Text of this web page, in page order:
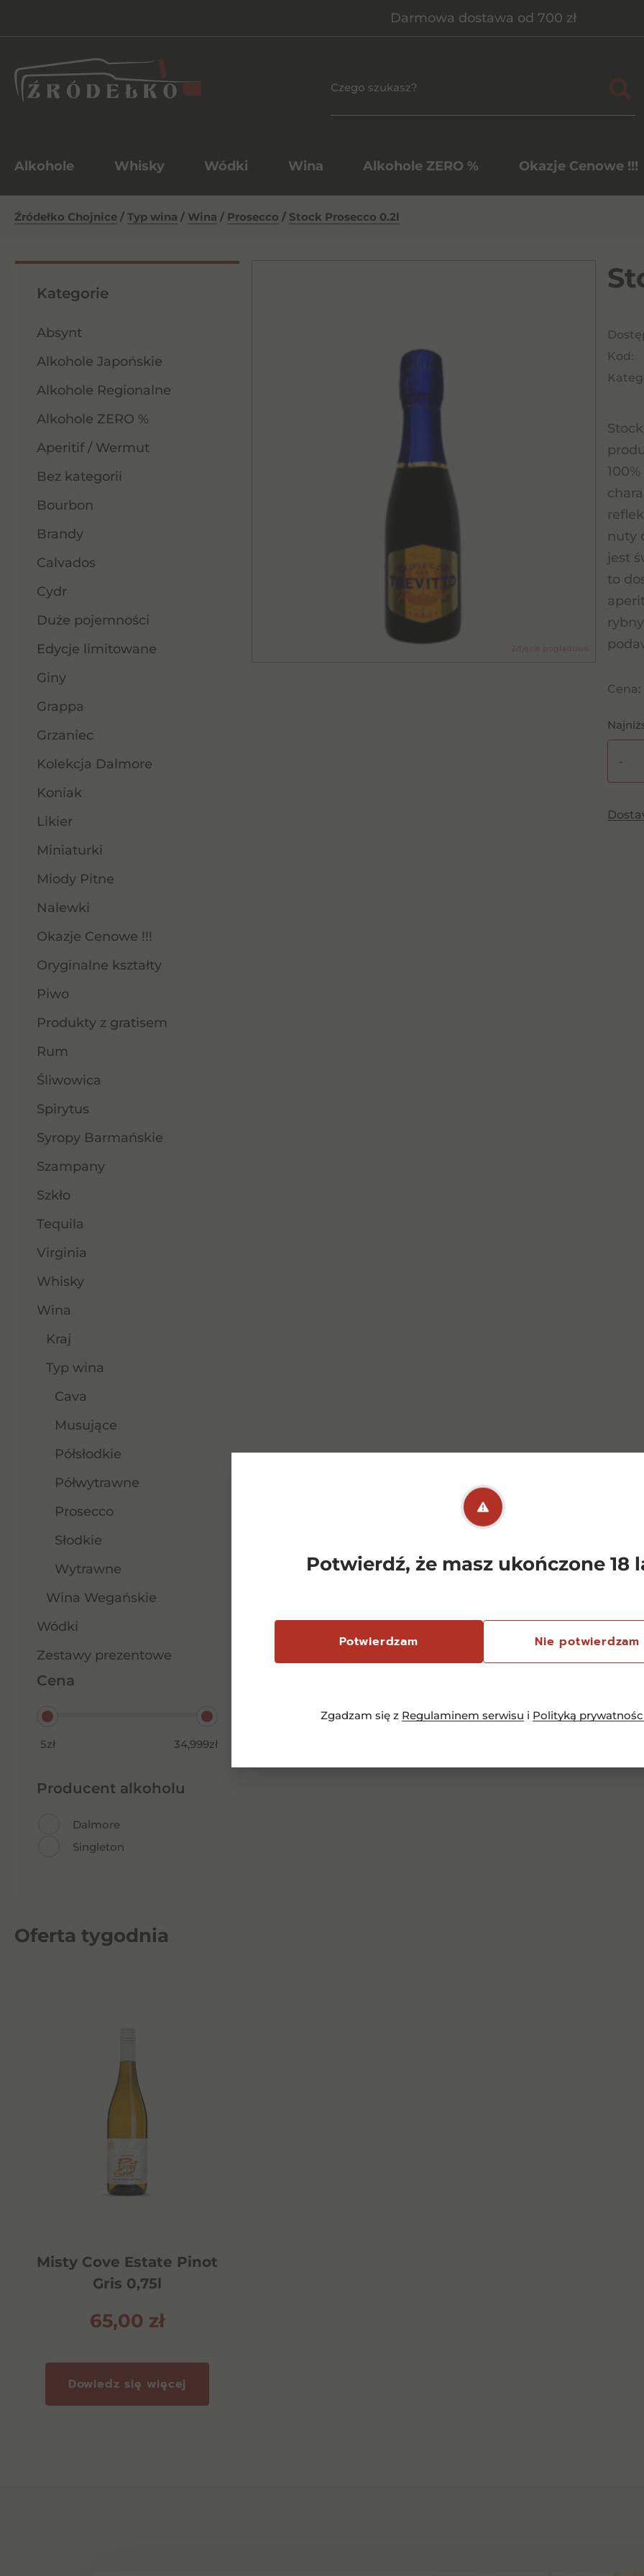
Potwierdź, że masz ukończone 18
Potwierdzam Nie potwierdzam
Zgadzam się z Regulaminem serwisu i Polityką
Darmowa dostawa od 700 zł
Alkohole Whisky Wódki Wina Alkohole ZERO % Okazje Cenowe !!!
Źródełko Chojnice / Typ wina / Wina / Prosecco / Stock Prosecco 0.2l
Kategorie
Absynt
Alkohole Japońskie
Alkohole Regionalne
Alkohole ZERO %
Aperitif / Wermut
Bez kategorii
Bourbon
Brandy
Calvados
Cydr
Duże pojemności
Edycje limitowane
Giny
Grappa
Grzaniec
Kolekcja Dalmore
Koniak
Likier
Miniaturki
Miody Pitne
Nalewki
Okazje Cenowe !!!
Oryginalne kształty
Piwo
Produkty z gratisem
Rum
Śliwowica
Spirytus
Syropy Barmańskie
Szampany
Szkło
Tequila
Virginia
Whisky
Wina
Kraj
Typ wina
Cava
Musujące
Półsłodkie
Półwytrawne
Prosecco
Słodkie
Wytrawne
Wina Wegańskie
Wódki
Zestawy prezentowe
Cena
5zł 34,999zł
Producent alkoholu
Dalmore
Singleton
Oferta tygodnia
Misty Cove Estate Pinot
Gris 0,75l
65,00 zł
Dowiedz się więcej
Kod:
nuty
jest
to
Cena:
Stock
0.2l
-